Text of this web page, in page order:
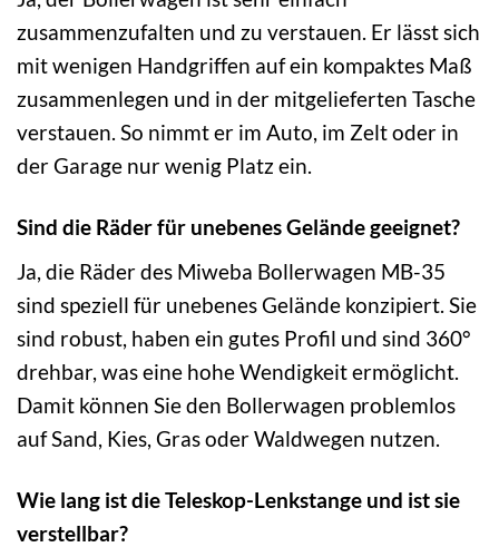
zusammenzufalten und zu verstauen. Er lässt sich
mit wenigen Handgriffen auf ein kompaktes Maß
zusammenlegen und in der mitgelieferten Tasche
verstauen. So nimmt er im Auto, im Zelt oder in
der Garage nur wenig Platz ein.
Sind die Räder für unebenes Gelände geeignet?
Ja, die Räder des Miweba Bollerwagen MB-35
sind speziell für unebenes Gelände konzipiert. Sie
sind robust, haben ein gutes Profil und sind 360°
drehbar, was eine hohe Wendigkeit ermöglicht.
Damit können Sie den Bollerwagen problemlos
auf Sand, Kies, Gras oder Waldwegen nutzen.
Wie lang ist die Teleskop-Lenkstange und ist sie
verstellbar?